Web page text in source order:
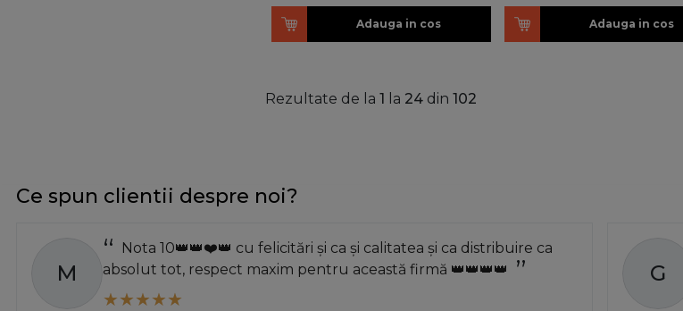
Adauga in cos Adauga in cos
Rezultate de la 1 la 24din 102
Ce spun clientii despre noi?
M
Nota 10👑👑❤️👑 cu felicitări și ca și calitatea și ca distribuire ca
absolut tot, respect maxim pentru această firmă 👑👑👑👑
G